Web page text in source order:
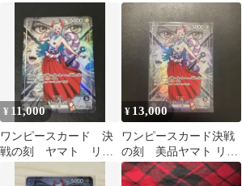
レル
¥ 11,000
ワンピースカード 決
戦の刻 ヤマト リー
¥ 13,000
ワンピースカード決戦
の刻 美品ヤマト リー
ダーパラレル OP06-079